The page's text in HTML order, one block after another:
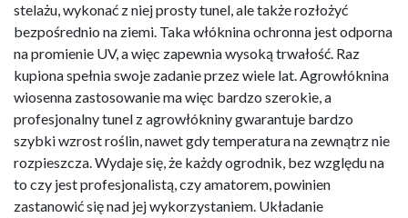
stelażu, wykonać z niej prosty tunel, ale także rozłożyć
bezpośrednio na ziemi. Taka włóknina ochronna jest odporna
na promienie UV, a więc zapewnia wysoką trwałość. Raz
kupiona spełnia swoje zadanie przez wiele lat. Agrowłóknina
wiosenna zastosowanie ma więc bardzo szerokie, a
profesjonalny tunel z agrowłókniny gwarantuje bardzo
szybki wzrost roślin, nawet gdy temperatura na zewnątrz nie
rozpieszcza. Wydaje się, że każdy ogrodnik, bez względu na
to czy jest profesjonalistą, czy amatorem, powinien
zastanowić się nad jej wykorzystaniem. Układanie